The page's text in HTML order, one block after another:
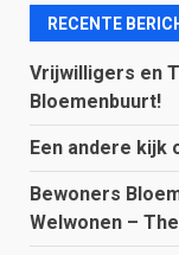
RECENTE
Vrijwilligers en
Bloemenbuurt!
Een andere kijk
Bewoners
Welwonen –